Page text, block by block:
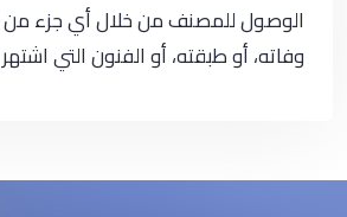
الوصول للمصنف من خلال أي جزء من
وفاته، أو طبقته، أو الفنون التي